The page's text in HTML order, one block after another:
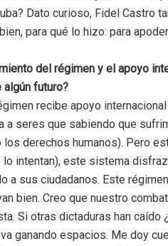
Dato curioso, Fidel Castro
para qué lo hizo: para
del régimen y el apoyo
futuro?
recibe apoyo
a seres que sabiendo que
derechos humanos). Pero
lo intentan), este sistema
a sus ciudadanos. Este
bien. Creo que nuestro
Si otras dictaduras han caído
ganando espacios. Me doy